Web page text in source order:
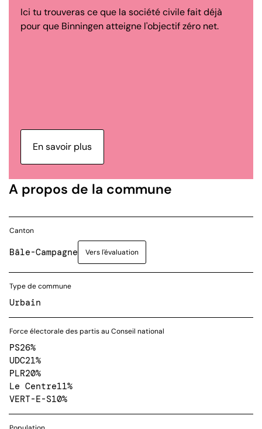
Ici tu trouveras ce que la société civile fait déjà
pour que Binningen atteigne l'objectif zéro net.
En savoir plus
A propos de la commune
Canton
Bâle-Campagne Vers l'évaluation
Type de commune
Urbain
Force électorale des partis au Conseil national
PS26%
UDC21%
PLR20%
Le Centre11%
VERT-E-S10%